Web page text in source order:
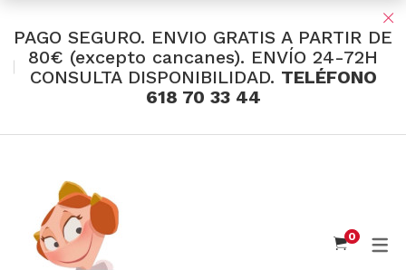
TIENDA Y OFERTAS
Santos Textil
Eusebio Sánchez
PAGO SEGURO. ENVIO GRATIS A PARTIR DE
80€ (excepto cancanes). ENVÍO 24-72H
CONSULTA DISPONIBILIDAD. TELÉFONO
618 70 33 44
0